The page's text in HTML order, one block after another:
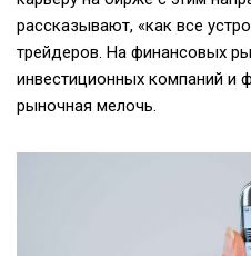
рассказывают, «как все
трейдеров. На финансовых
инвестиционных компаний и
рыночная мелочь.